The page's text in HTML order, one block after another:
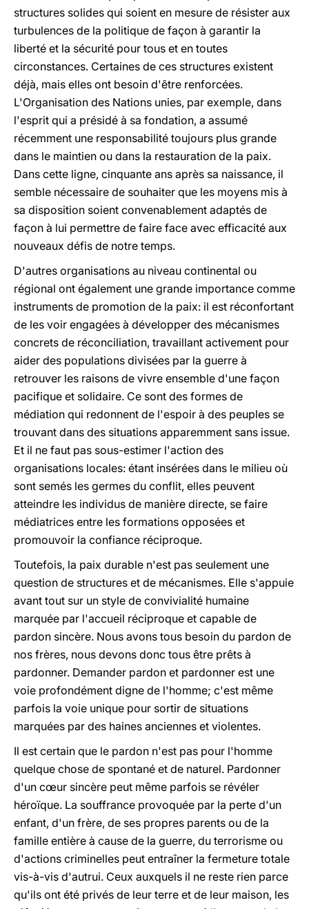
structures solides qui soient en mesure de résister aux
turbulences de la politique de façon à garantir la
liberté et la sécurité pour tous et en toutes
circonstances. Certaines de ces structures existent
déjà, mais elles ont besoin d'être renforcées.
L'Organisation des Nations unies, par exemple, dans
l'esprit qui a présidé à sa fondation, a assumé
récemment une responsabilité toujours plus grande
dans le maintien ou dans la restauration de la paix.
Dans cette ligne, cinquante ans après sa naissance, il
semble nécessaire de souhaiter que les moyens mis à
sa disposition soient convenablement adaptés de
façon à lui permettre de faire face avec efficacité aux
nouveaux défis de notre temps.
D'autres organisations au niveau continental ou
régional ont également une grande importance comme
instruments de promotion de la paix: il est réconfortant
de les voir engagées à développer des mécanismes
concrets de réconciliation, travaillant activement pour
aider des populations divisées par la guerre à
retrouver les raisons de vivre ensemble d'une façon
pacifique et solidaire. Ce sont des formes de
médiation qui redonnent de l'espoir à des peuples se
trouvant dans des situations apparemment sans issue.
Et il ne faut pas sous-estimer l'action des
organisations locales: étant insérées dans le milieu où
sont semés les germes du conflit, elles peuvent
atteindre les individus de manière directe, se faire
médiatrices entre les formations opposées et
promouvoir la confiance réciproque.
Toutefois, la paix durable n'est pas seulement une
question de structures et de mécanismes. Elle s'appuie
avant tout sur un style de convivialité humaine
marquée par l'accueil réciproque et capable de
pardon sincère. Nous avons tous besoin du pardon de
nos frères, nous devons donc tous être prêts à
pardonner. Demander pardon et pardonner est une
voie profondément digne de l'homme; c'est même
parfois la voie unique pour sortir de situations
marquées par des haines anciennes et violentes.
Il est certain que le pardon n'est pas pour l'homme
quelque chose de spontané et de naturel. Pardonner
d'un cœur sincère peut même parfois se révéler
héroïque. La souffrance provoquée par la perte d'un
enfant, d'un frère, de ses propres parents ou de la
famille entière à cause de la guerre, du terrorisme ou
d'actions criminelles peut entraîner la fermeture totale
vis-à-vis d'autrui. Ceux auxquels il ne reste rien parce
qu'ils ont été privés de leur terre et de leur maison, les